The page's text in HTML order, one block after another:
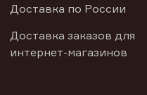
Доставка по России
Доставка заказов для
интернет-магазинов